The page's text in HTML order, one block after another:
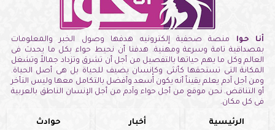
أنا حوا منصة صحفية إلكترونيه هدفها وصول الخبر والمعلومات
بمصداقية تامة وسرعة ومهنية. هدفنا أن نحيط حواء بكل ما يحدث فى
العالم وكل ما يهم حياتها بالتفصيل من أجل أن تشرق وتزداد جمالاً وتشغل
المكانة التى تستحقها كأنثى وكإنسان يضيف للحياة بل هى أصل الحياة.
ومن أجل آدم يعلم يقيناً أنه يكون أسعد وأفضل بالتكامل معها وليس التأخر
أو التناقض. نحن موقع من أجل حواء وآدم من أجل الإنسان الناطق بالعربية
فى كل مكان.
الرئيسية أخبار حوادث